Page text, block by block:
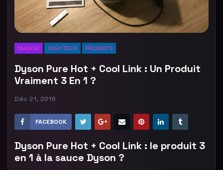
MAISON HIGH TECH PRODUITS
Dyson Pure Hot + Cool Link : Un Produit
Vraiment 3 En 1 ?
Déc 21, 2016
FACEBOOK
Dyson Pure Hot + Cool Link : le produit 3
en 1 à la sauce Dyson ?